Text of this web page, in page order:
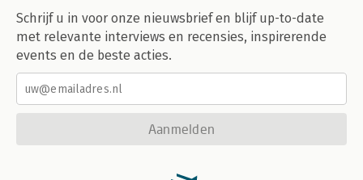
Schrijf u in voor onze nieuwsbrief en blijf up-to-date
met relevante interviews en recensies, inspirerende
events en de beste acties.
Aanmelden